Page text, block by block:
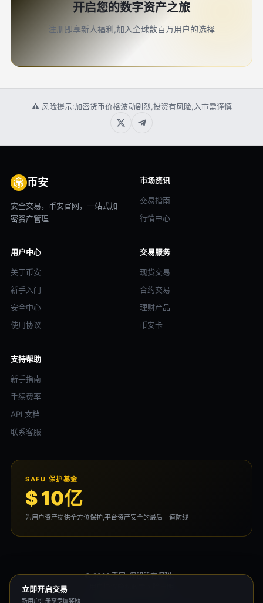
开启您的数字资产之旅
注册即享新人福利,加入全球数百万用户的选择
⚠ 风险提示:加密货币价格波动剧烈,投资有风险,入市需谨慎
币安
安全交易，币安官网，一站式加
密资产管理
市场资讯
交易指南
行情中心
用户中心
关于币安
新手入门
安全中心
使用协议
交易服务
现货交易
合约交易
理财产品
币安卡
支持帮助
新手指南
手续费率
API 文档
联系客服
SAFU 保护基金
$ 10亿
为用户资产提供全方位保护,平台资产安全的最后一道防线
© 2026 币安. 保留所有权利。
立即开启交易
新用户注册享专属奖励